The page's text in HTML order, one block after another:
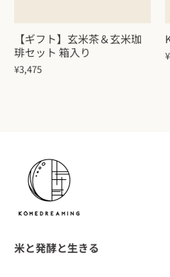
【ギフト】玄米茶＆玄米珈
琲セット 箱入り
¥3,475
米と発酵と生きる